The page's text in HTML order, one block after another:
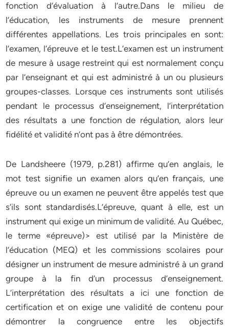
fonction d’évaluation à l’autre.Dans le milieu de
l’éducation, les instruments de mesure prennent
différentes appellations. Les trois principales en sont:
l’examen, l’épreuve et le test.L’examen est un instrument
de mesure à usage restreint qui est normalement conçu
par l’enseignant et qui est administré à un ou plusieurs
groupes-classes. Lorsque ces instruments sont utilisés
pendant le processus d’enseignement, l’interprétation
des résultats a une fonction de régulation, alors leur
fidélité et validité n’ont pas à être démontrées.
De Landsheere (1979, p.281) affirme qu’en anglais, le
mot test signifie un examen alors qu’en français, une
épreuve ou un examen ne peuvent être appelés test que
s’ils sont standardisés.L’épreuve, quant à elle, est un
instrument qui exige un minimum de validité. Au Québec,
le terme «épreuve)> est utilisé par la Ministère de
l’éducation (MEQ) et les commissions scolaires pour
désigner un instrument de mesure administré à un grand
groupe à la fin d’un processus d’enseignement.
L’interprétation des résultats a ici une fonction de
certification et on exige une validité de contenu pour
démontrer la congruence entre les objectifs